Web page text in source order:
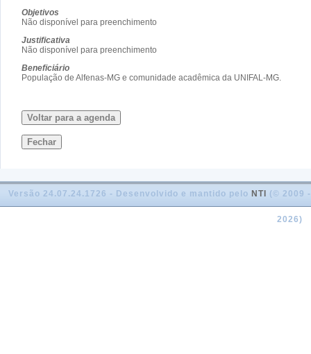
Objetivos
Não disponível para preenchimento
Justificativa
Não disponível para preenchimento
Beneficiário
População de Alfenas-MG e comunidade acadêmica da UNIFAL-MG.
Voltar para a agenda
Fechar
Versão 24.07.24.1726 - Desenvolvido e mantido pelo NTI (© 2009 -
2026)